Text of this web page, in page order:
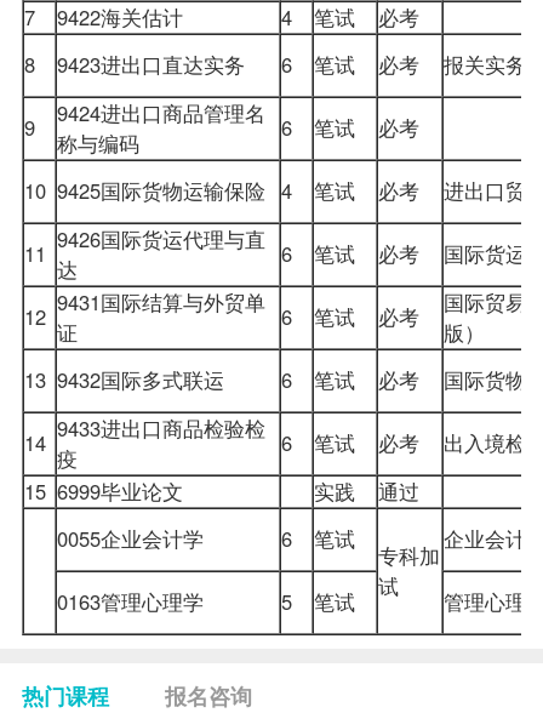
7
9422海关估计 4 笔试
必考
8
9423进出口直达实务 6 笔试 必考 报关实务
9
9424进出口商品管理名
称与编码
6 笔试 必考
10 9425国际货物运输保险 4 笔试 必考 进出口贸
11 9426国际货运代理与直
达
6 笔试 必考 国际货运
12 9431国际结算与外贸单
证
6 笔试 必考 国际贸易
版）
13 9432国际多式联运 6 笔试 必考 国际货物
14 9433进出口商品检验检
疫
6 笔试 必考
出入境检
15 6999毕业论文 实践
通过
0055企业会计学 6 笔试
专科加
试
企业会计
0163管理心理学 5 笔试 管理心理
热门课程 报名咨询